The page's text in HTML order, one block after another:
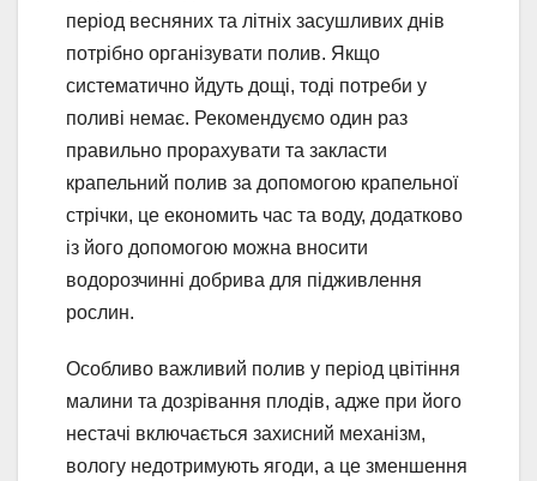
період весняних та літніх засушливих днів
потрібно організувати полив. Якщо
систематично йдуть дощі, тоді потреби у
поливі немає. Рекомендуємо один раз
правильно прорахувати та закласти
крапельний полив за допомогою крапельної
стрічки, це економить час та воду, додатково
із його допомогою можна вносити
водорозчинні добрива для підживлення
рослин.
Особливо важливий полив у період цвітіння
малини та дозрівання плодів, адже при його
нестачі включається захисний механізм,
вологу недотримують ягоди, а це зменшення